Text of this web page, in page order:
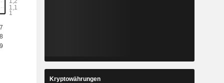
Kryptowährungen